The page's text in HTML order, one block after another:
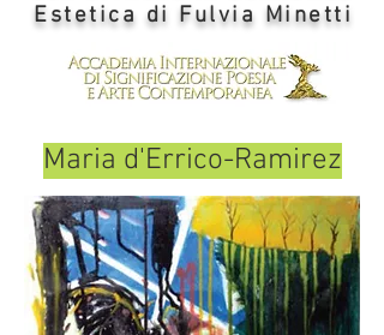
Estetica di Fulvia Minetti
Maria d'Errico-Ramirez